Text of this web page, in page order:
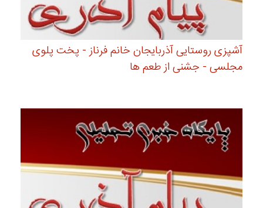
آشپزی روستایی آذربایجان خانم فرناز - پخت پلوی
مجلسی - جشنی از طعم ها